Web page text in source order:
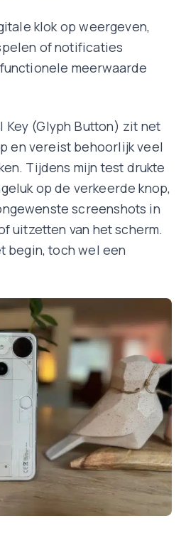
klok op weergeven,
of notificaties
meerwaarde
Key (Glyph Button) zit net
en vereist behoorlijk veel
Tijdens mijn test drukte
op de verkeerde knop,
screenshots in
uitzetten van het scherm.
begin, toch wel een